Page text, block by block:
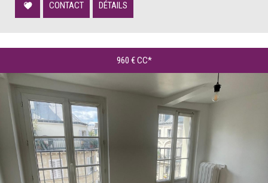
CONTACT DÉTAILS
960 €CC*